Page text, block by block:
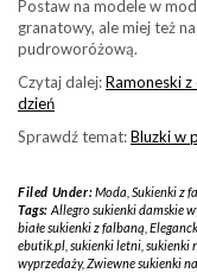
Postaw na modele w
granatowy, ale miej też
pudroworóżową.
Czytaj dalej:Ramoneski
dzień
Sprawdź temat:Bluzki w
Filed Under:Moda Sukienki z
Tags: Allegro sukienki damskie
białe sukienki z falbaną
ebutik.pl sukienki letni sukienki
wyprzedaży,Zwiewne sukienki